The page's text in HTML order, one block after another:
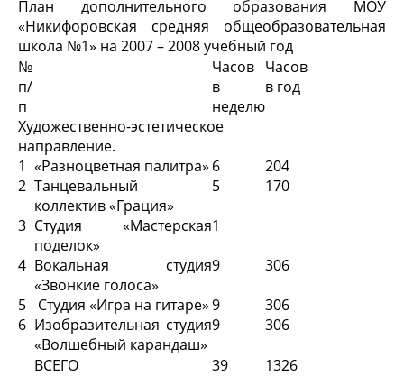
План дополнительного образования МОУ
«Никифоровская средняя общеобразовательная
школа №1» на 2007 – 2008 учебный год
№
п/
п
Часов
в
неделю
Часов
в год
Художественно-эстетическое
направление.
1 «Разноцветная палитра» 6
204
2 Танцевальный
коллектив «Грация»
5
170
3 Студия «Мастерская
поделок»
1
4 Вокальная студия
«Звонкие голоса»
9
306
5
Студия «Игра на гитаре»9
306
6 Изобразительная студия
«Волшебный карандаш»
9 306
ВСЕГО 39
1326